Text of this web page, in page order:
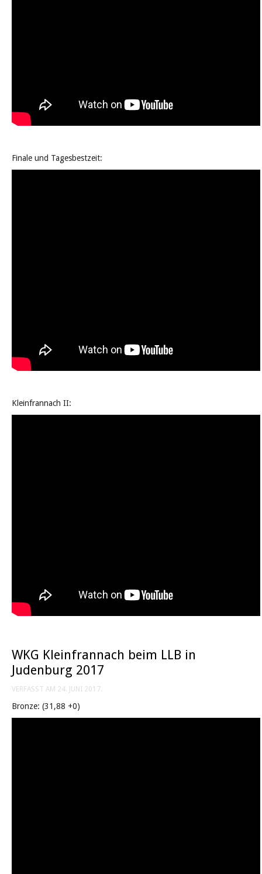
Finale und Tagesbestzeit:
Kleinfrannach II:
WKG Kleinfrannach beim LLB in
Judenburg 2017
VERFASST AM 24. JUNI 2017.
Bronze: (31,88 +0)